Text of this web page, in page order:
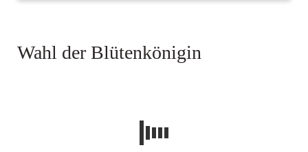
Wahl der Blütenkönigin